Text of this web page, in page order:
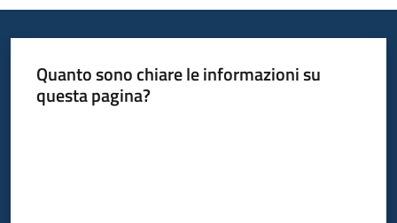
Quanto sono chiare le informazioni su
questa pagina?